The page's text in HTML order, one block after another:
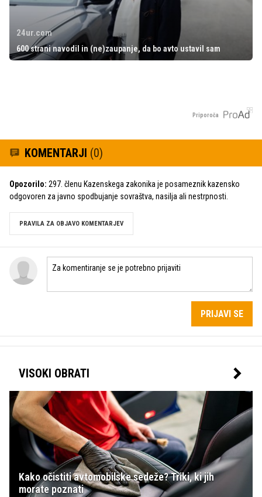
24ur.com
600 strani navodil in (ne)zaupanje, da bo avto ustavil sam
Priporoča
KOMENTARJI (0)
Opozorilo: 297. členu Kazenskega zakonika je posameznik kazensko
odgovoren za javno spodbujanje sovraštva, nasilja ali nestrpnosti.
PRAVILA ZA OBJAVO KOMENTARJEV
PRIJAVI SE
VISOKI OBRATI
Kako očistiti avtomobilske sedeže? Triki, ki jih
morate poznati